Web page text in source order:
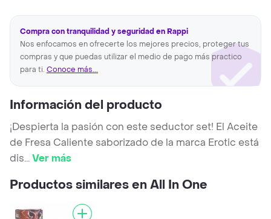
Compra con tranquilidad y seguridad en Rappi
Nos enfocamos en ofrecerte los mejores precios, proteger tus
compras y que puedas utilizar el medio de pago más practico
para ti. Conoce más...
Información del producto
¡Despierta la pasión con este seductor set! El Aceite
de Fresa Caliente saborizado de la marca Erotic está
dis...Ver más
Productos similares en All In One